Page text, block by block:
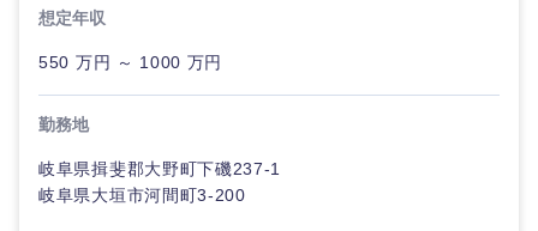
想定年収
550 万円 ～ 1000 万円
勤務地
岐阜県揖斐郡大野町下磯237-1
岐阜県大垣市河間町3-200